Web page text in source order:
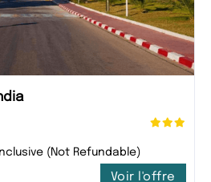
(Not Refundable)
Voir l'offre